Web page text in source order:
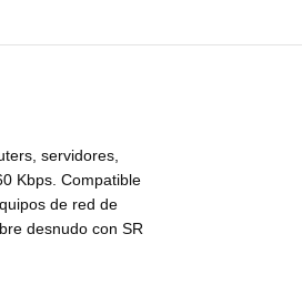
servidores,
Kbps. Compatible
de red de
desnudo con SR